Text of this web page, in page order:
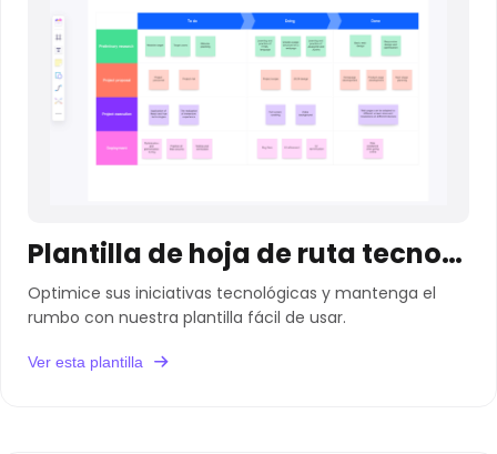
Plantilla de hoja de ruta tecnológica
Optimice sus iniciativas tecnológicas y mantenga el
rumbo con nuestra plantilla fácil de usar.
Ver esta plantilla